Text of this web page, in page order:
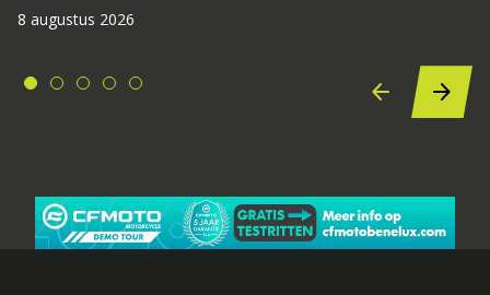
8 augustus 2026